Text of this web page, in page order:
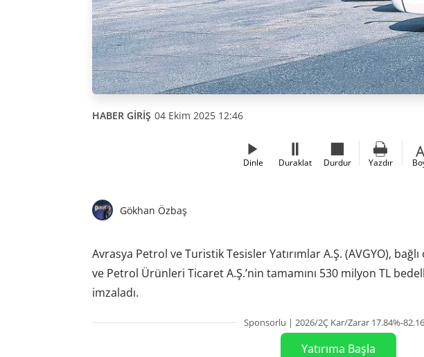
HABER GİRİŞ 04 Ekim 2025 12:46
Dinle Duraklat Durdur Yazdır
Gökhan Özbaş
Avrasya Petrol ve Turistik Tesisler Yatırımlar A.Ş. (AVGYO),
ve Petrol Ürünleri Ticaret A.Ş.’nin tamamını 530 milyon TL
imzaladı.
Sponsorlu | 2026/2Ç Kar/Zarar 17.84%-
Yatırıma Başla